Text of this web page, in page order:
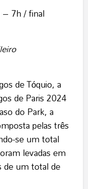
7h / final
de Tóquio, a
de Paris 2024
do Park, a
pelas três
se um total
levadas em
de um total de